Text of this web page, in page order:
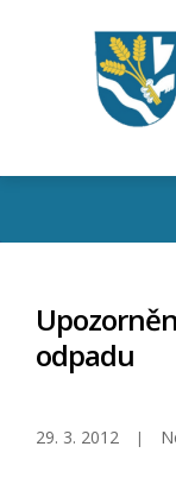
odpadu
29. 3. 2012